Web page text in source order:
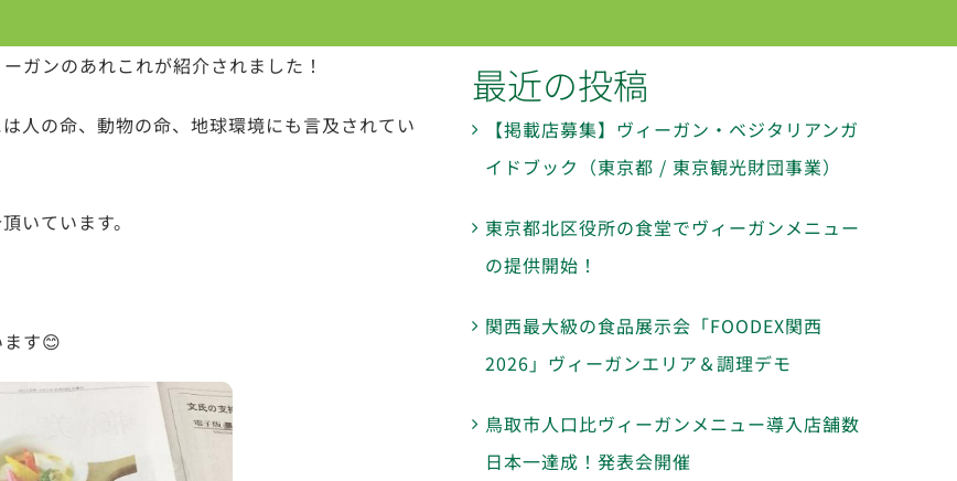
ガンのあれこれが紹介されました！
人の命、動物の命、地球環境にも言及されてい
いています。
す😊
最近の投稿
【掲載店募集】ヴィーガン・ベジタリアンガ
イドブック（東京都 / 東京観光財団事業）
東京都北区役所の食堂でヴィーガンメニュー
の提供開始！
関西最大級の食品展示会「FOODEX関西
2026」ヴィーガンエリア＆調理デモ
鳥取市人口比ヴィーガンメニュー導入店舗数
日本一達成！発表会開催